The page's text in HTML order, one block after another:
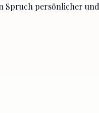
Spruch persönlicher und